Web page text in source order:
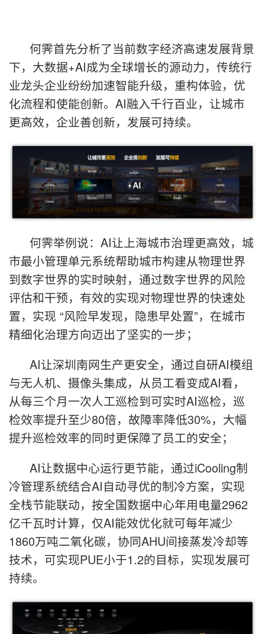
何霁首先分析了当前数字经济高速发展背景
下，大数据+AI成为全球增长的源动力，传统行
业龙头企业纷纷加速智能升级，重构体验，优
化流程和使能创新。AI融入千行百业，让城市
更高效，企业善创新，发展可持续。
何霁举例说：AI让上海城市治理更高效，城
市最小管理单元系统帮助城市构建从物理世界
到数字世界的实时映射，通过数字世界的风险
评估和干预，有效的实现对物理世界的快速处
置，实现 “风险早发现，隐患早处置”，在城市
精细化治理方向迈出了坚实的一步；
AI让深圳南网生产更安全，通过自研AI模组
与无人机、摄像头集成，从员工看变成AI看，
从每三个月一次人工巡检到可实时AI巡检，巡
检效率提升至少80倍，故障率降低30%，大幅
提升巡检效率的同时更保障了员工的安全；
AI让数据中心运行更节能，通过iCooling制
冷管理系统结合AI自动寻优的制冷方案，实现
全栈节能联动，按全国数据中心年用电量2962
亿千瓦时计算，仅AI能效优化就可每年减少
1860万吨二氧化碳，协同AHU间接蒸发冷却等
技术，可实现PUE小于1.2的目标，实现发展可
持续。